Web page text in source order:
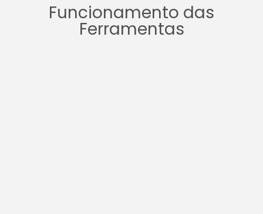
Funcionamento das
Ferramentas